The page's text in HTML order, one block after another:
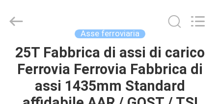
CASA
PRODOTTI
Equipment
Reserved.
Asse ferroviaria
25T Fabbrica di assi di carico
Ferrovia Ferrovia Fabbrica di
assi 1435mm Standard